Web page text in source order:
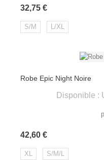
32,75 €Prix
S/M L/XL
Robe Epic Night Noire
Disponible :
42,60 €Prix
XL S/M/L